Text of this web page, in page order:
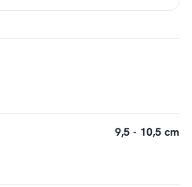
9,5 - 10,5 cm